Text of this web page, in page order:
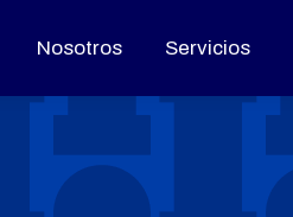
Nosotros Servicios
Nosotros Servicios